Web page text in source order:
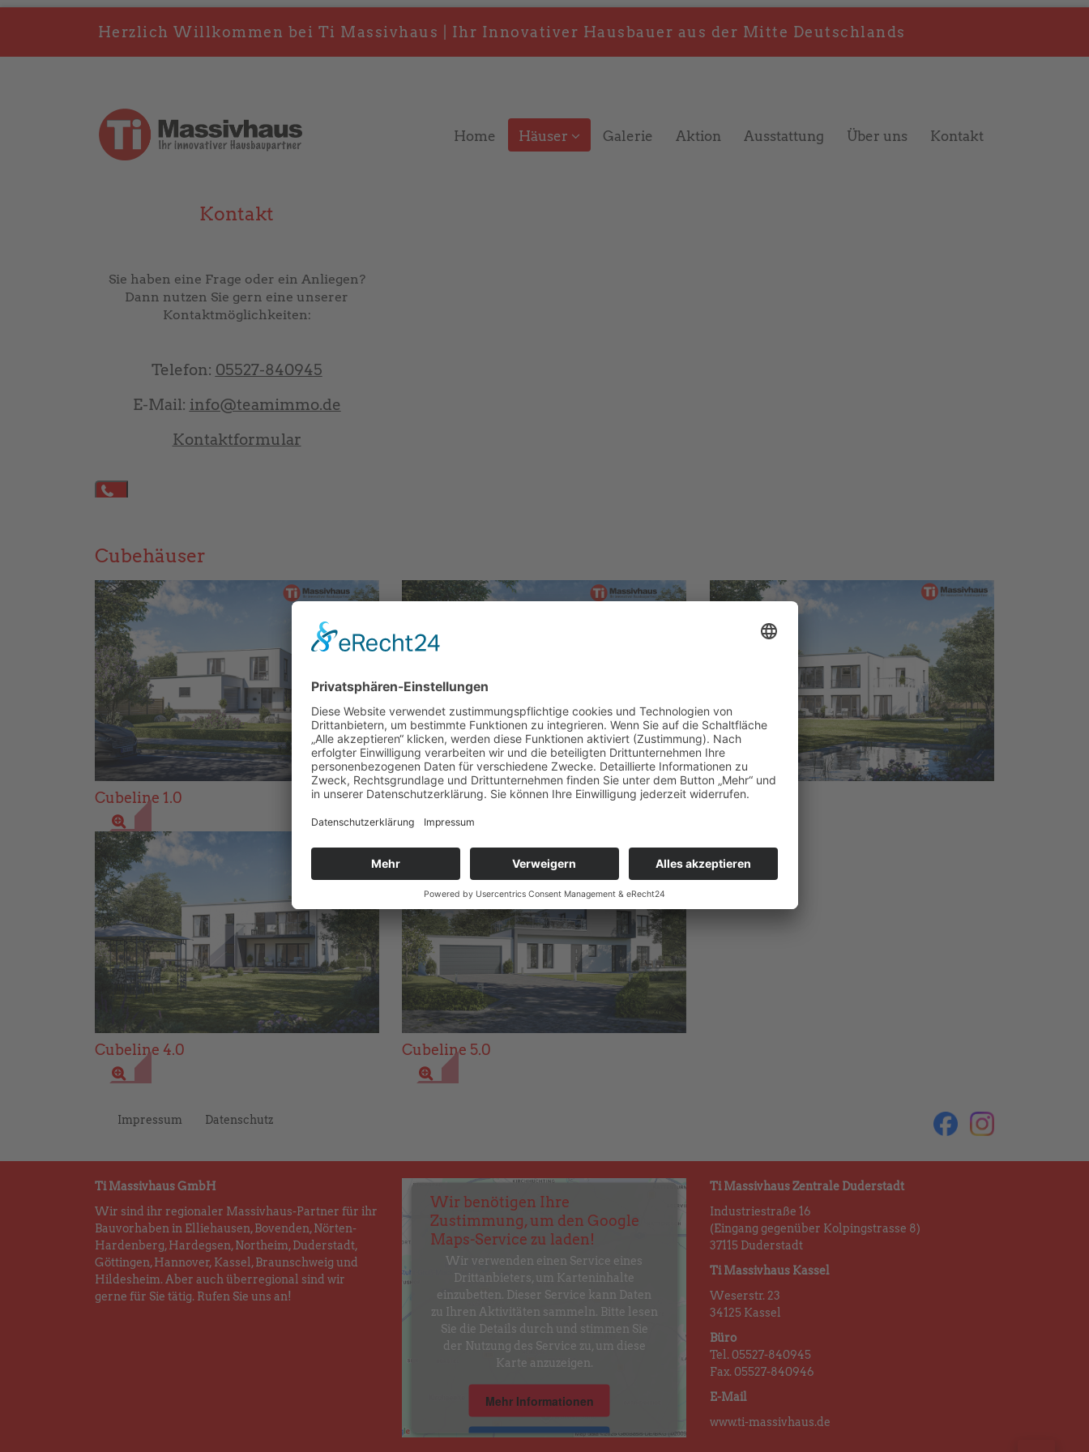
Herzlich Willkommen bei Ti Massivhaus | Ihr Innovativer Hausbauer aus der Mitte Deutschlands
Home Häuser Galerie Aktion Ausstattung Über uns Kontakt
Kontakt
Sie haben eine Frage oder ein Anliegen?
Dann nutzen Sie gern eine unserer
Kontaktmöglichkeiten:
Telefon: 05527-840945
E-Mail: info@teamimmo.de
Kontaktformular
Cubehäuser
Cubeline 1.0 Cubeline 2.0 Cubeline 3.0
Cubeline 4.0 Cubeline 5.0
Impressum Datenschutz
Ti Massivhaus GmbH
Wir sind ihr regionaler Massivhaus-Partner für ihr
Bauvorhaben in Elliehausen, Bovenden, Nörten-
Hardenberg, Hardegsen, Northeim, Duderstadt,
Göttingen, Hannover, Kassel, Braunschweig und
Hildesheim. Aber auch überregional sind wir
gerne für Sie tätig. Rufen Sie uns an!
Wir benötigen Ihre
Zustimmung, um den Google
Maps-Service zu laden!
Wir verwenden einen Service eines
Drittanbieters, um Karteninhalte
einzubetten. Dieser Service kann Daten
zu Ihren Aktivitäten sammeln. Bitte lesen
Sie die Details durch und stimmen Sie
der Nutzung des Service zu, um diese
Karte anzuzeigen.
Mehr Informationen
Akzeptieren
Ti Massivhaus Zentrale Duderstadt
Industriestraße 16
(Eingang gegenüber Kolpingstrasse 8)
37115 Duderstadt
Ti Massivhaus Kassel
Weserstr. 23
34125 Kassel
Büro
Tel. 05527-840945
Fax. 05527-840946
E-Mail
www.ti-massivhaus.de